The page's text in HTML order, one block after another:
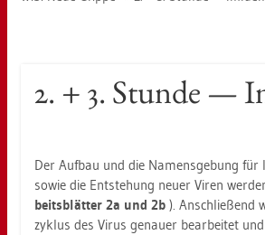
2. + 3. Stun­de —
Der Auf­bau und die Na­mens­ge­bung für
sowie die Ent­ste­hung neuer Viren
beits­blät­ter 2a und 2b ). An­schlie­ßend
zy­klus des Virus ge­nau­er be­ar­bei­tet